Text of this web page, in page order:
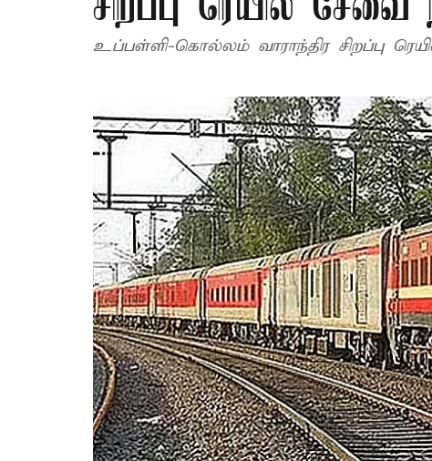
உப்பள்ளி-கொல்லம் வாராந்திர சிறப்பு